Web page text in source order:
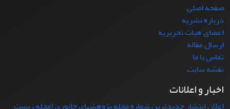
صفحه اصلی
درباره نشریه
اعضای هیات تحریریه
ارسال مقاله
تماس با ما
نقشه سایت
اخبار و اعلانات
اعلان انتشار جدیدترین شماره مجله پژوهشهای جانوری (مجله زیست